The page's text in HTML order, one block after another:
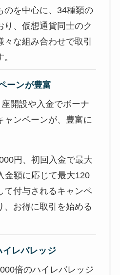
のを中心に、34種類の
り、仮想通貨同士のク
な組み合わせで取引
ーンが豊富
開設や入金でボーナ
ャンペーンが、豊富に
円、初回入金で最大
金額に応じて最大120
て付与されるキャンペ
、お得に取引を始める
レバレッジ
倍のハイレバレッジ